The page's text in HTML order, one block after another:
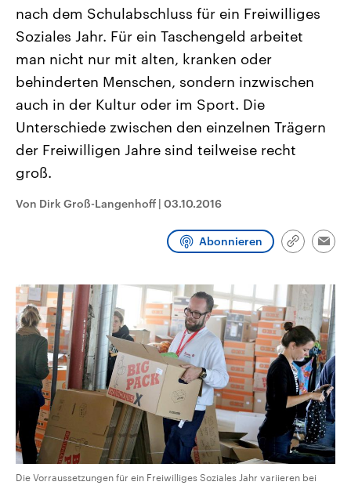
Aktuelle Beiträge, Analysen und
Hintergründe
Wirtschaftlich und militärisch
gehören die Vereinigten Staaten zu
mit großem Einfluss auf das
Nahostkonflikt
Aktuelle Lage und
Der Überfall der
Terrororganisation Hamas
Oktober 2023 auf Israel
Israel möchte die Hamas
Libanon vom Iran
Sendungen
nach dem Schulabschluss für ein Freiwilliges
Soziales Jahr. Für ein Taschengeld arbeitet
man nicht nur mit alten, kranken oder
behinderten Menschen, sondern inzwischen
auch in der Kultur oder im Sport. Die
Unterschiede zwischen den einzelnen Trägern
der Freiwilligen Jahre sind teilweise recht
groß.
Von Dirk Groß-Langenhoff | 03.10.2016
Abonnieren
Link
Die Vorraussetzungen für ein Freiwilliges Soziales Jahr variieren bei